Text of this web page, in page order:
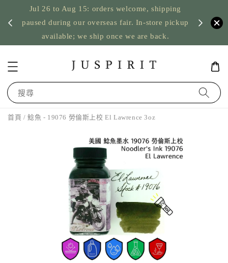
Jul 26 to Aug 15: orders welcome, shipping
paused during our overseas fair. In-store pickup
available; we ship once we are back.
US
搜尋
首頁 / 鯰魚 - 19076 勞倫斯上校 El Lawrence 3oz